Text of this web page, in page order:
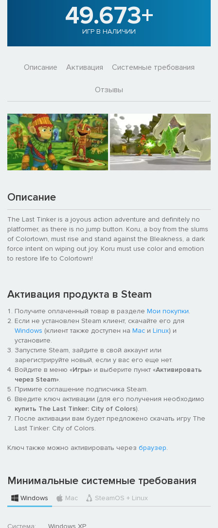
49.673+
ИГР В НАЛИЧИИ
Описание Активация Системные требования
Отзывы
Описание
The Last Tinker is a joyous action adventure and definitely no
platformer, as there is no jump button. Koru, a boy from the slums
of Colortown, must rise and stand against the Bleakness, a dark
force intent on wiping out joy. Koru must use color and emotion
to restore life to Colortown!
Активация продукта в Steam
Получите оплаченный товар в разделе Мои покупки.
Если не установлен Steam клиент, скачайте его для
Windows (клиент также доступен на Mac и Linux) и
установите.
Запустите Steam, зайдите в свой аккаунт или
зарегистрируйте новый, если у вас его еще нет.
Войдите в меню «Игры» и выберите пункт «Активировать
через Steam».
Примите соглашение подписчика Steam.
Введите ключ активации (для его получения необходимо
купить The Last Tinker: City of Colors).
После активации вам будет предложено скачать игру The
Last Tinker: City of Colors.
Ключ также можно активировать через браузер.
Минимальные системные требования
Windows Mac SteamOS + Linux
Система: Windows XP